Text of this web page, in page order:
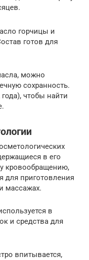
горчицы и
готов для
можно
сохранность.
чтобы найти
в его
кровообращению,
для приготовления
массажах.
в
и средства для
впитывается,